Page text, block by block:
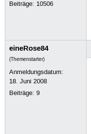
Beiträge: 10506
eineRose84
(Themenstarter)
Anmeldungsdatum:
18. Juni 2008
Beiträge:9